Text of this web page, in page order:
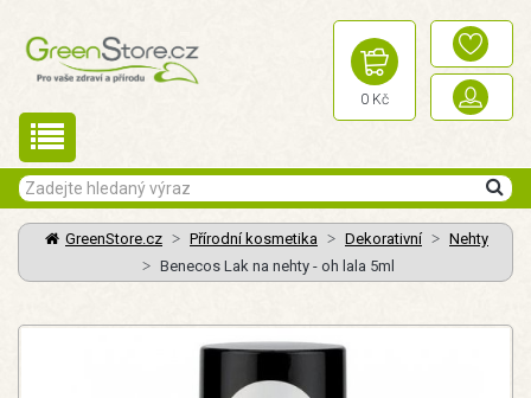
0 Kč
GreenStore.cz Přírodní kosmetika Dekorativní
Nehty
Benecos Lak na nehty - oh lala 5ml